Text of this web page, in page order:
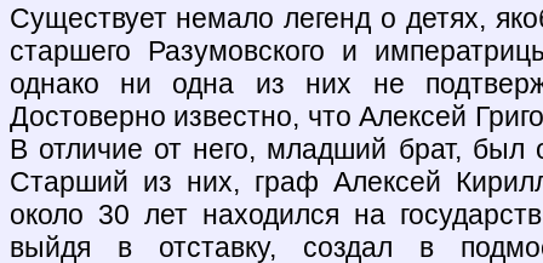
Существует немало легенд о детях,
старшего Разумовского и
однако ни одна из них не
Достоверно известно, что Алексей
В отличие от него, младший брат, был
Старший из них, граф Алексей
около 30 лет находился на
выйдя в отставку, создал в